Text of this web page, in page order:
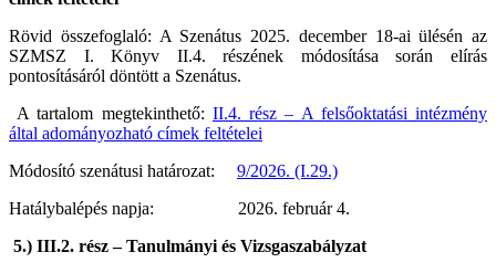
Rövid összefoglaló: A Szenátus 2025. december 18-ai ülésén az
SZMSZ I. Könyv II.4. részének módosítása során elírás
pontosításáról döntött a Szenátus.
A tartalom megtekinthető: II.4. rész – A felsőoktatási intézmény
által adományozható címek feltételei
Módosító szenátusi határozat: 9/2026. (I.29.)
Hatálybalépés napja: 2026. február 4.
5.) III.2. rész – Tanulmányi és Vizsgaszabályzat